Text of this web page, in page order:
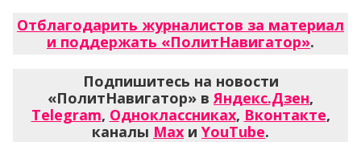
Отблагодарить журналистов за материал
и поддержать «ПолитНавигатор».
Подпишитесь на новости
«ПолитНавигатор» в Яндекс.Дзен,
Telegram, Одноклассниках, Вконтакте,
каналы Max и YouTube.